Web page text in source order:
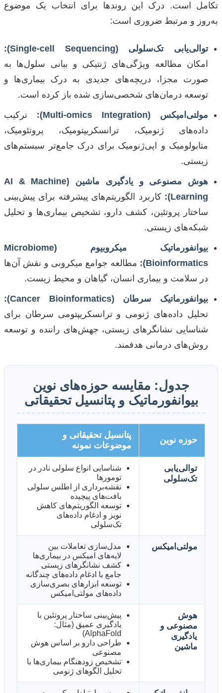
تکامل است. درک این روندها برای انتخاب یک موضوع
به‌روز و مرتبط ضروری است:
توالی‌یابی تک‌سلولی (Single-cell Sequencing):
امکان مطالعه ویژگی‌های ژنتیکی و بیانی سلول‌ها به
صورت مجزا، دریچه‌های جدیدی به درک بیماری‌ها و
توسعه درمان‌های شخصی‌سازی شده باز کرده است.
مولتی‌امیکس (Multi-omics Integration):
ترکیب
داده‌های ژنومیک، ترانسکریپتومیک، پروتئومیک،
متابولومیک و اپی‌ژنومیک برای درک جامع‌تر سیستم‌های
زیستی.
هوش مصنوعی و یادگیری ماشین (AI & Machine
Learning):
کاربرد الگوریتم‌های پیشرفته برای پیش‌بینی
ساختار پروتئین، کشف دارو، تشخیص بیماری‌ها و تحلیل
شبکه‌های زیستی.
بیوانفورماتیک میکروبیوم (Microbiome
Bioinformatics):
مطالعه جوامع میکروبی و نقش آن‌ها
در سلامت و بیماری انسان، گیاهان و محیط زیست.
بیوانفورماتیک سرطان (Cancer Bioinformatics):
تحلیل داده‌های ژنومی و ترانسکریپتومی سرطان برای
شناسایی نشانگرهای زیستی، جهش‌های راننده و توسعه
روش‌های درمانی هدفمند.
جدول: مقایسه حوزه‌های نوین
بیوانفورماتیک و پتانسیل تحقیقاتی
حوزه نوین
پتانسیل تحقیقاتی و
موضوعات نمونه
توالی‌یابی
تک‌سلولی
شناسایی انواع سلولی نادر در
تومورها
نقشه‌برداری از اطلس سلولی
بافت‌های پیچیده
توسعه الگوریتم‌های کاهش
نویز و ادغام داده‌های
تک‌سلولی
مولتی‌امیکس
مدل‌سازی تعاملات بین
لایه‌های امیکس در بیماری‌ها
کشف نشانگرهای زیستی
جامع با ادغام داده‌های چندگانه
توسعه ابزارهای بصری‌سازی
داده‌های مولتی‌امیکس
هوش
مصنوعی و
یادگیری
ماشین
پیش‌بینی ساختار پروتئین با
یادگیری عمیق (مثال:
AlphaFold)
طراحی دارو بر اساس هوش
مصنوعی
تشخیص زودهنگام بیماری‌ها با
تحلیل الگوهای ژنومی